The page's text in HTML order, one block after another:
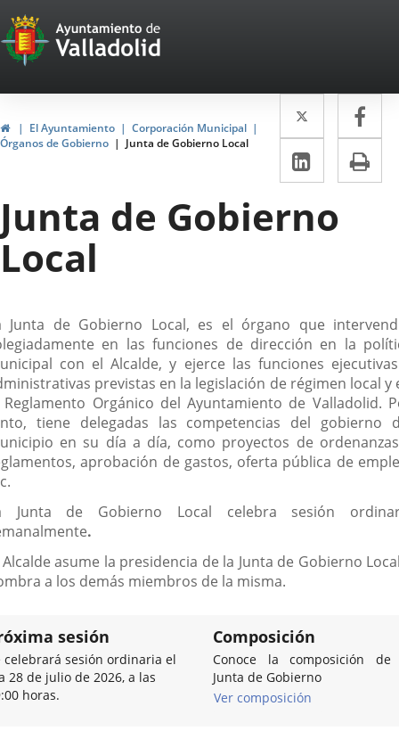
Portal
Web
del
Ayuntamiento
de
Valladolid
InicioEl Ayuntamiento
Corporación Municipal
Órganos de Gobierno
Junta de Gobierno Local
Twitter
Enlace
a
una
externa.
a
LinkedIn
Enlace
a
una
Junta de Gobierno
Local
Junta de Gobierno Local, es el órgano que
en las funciones de dirección en la
con el Alcalde, y ejerce las funciones
previstas en la legislación de régimen local y
Orgánico del Ayuntamiento de Valladolid.
tiene delegadas las competencias del gobierno
en su día a día, como proyectos de
aprobación de gastos, oferta pública de
Junta de Gobierno Local celebra sesión
.
Alcalde asume la presidencia de la Junta de Gobierno
a los demás miembros de la misma.
sesión
celebrará sesión ordinaria el
28 de julio de 2026, a las
horas.
Composición
Conoce la composición de
Junta de Gobierno
Ver composición